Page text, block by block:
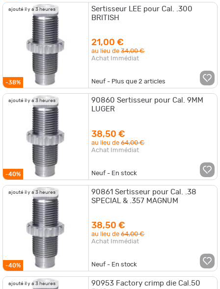
ajouté il y a 3 heures
-38%
Sertisseur LEE pour Cal. .300
BRITISH
21,00 €
au lieu de34,00 €
Achat Immédiat
Neuf - Plus que2 articles
ajouté il y a 3 heures
-40%
90860 Sertisseur pour Cal. 9MM
LUGER
38,50 €
au lieu de64,00 €
Achat Immédiat
Neuf - En stock
ajouté il y a 3 heures
-40%
90861 Sertisseur pour Cal. .38
SPECIAL & .357 MAGNUM
38,50 €
au lieu de64,00 €
Achat Immédiat
Neuf - En stock
ajouté il y a 3 heures
90953 Factory crimp die Cal.50